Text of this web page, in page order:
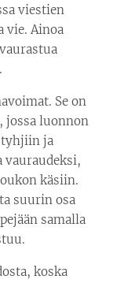
viestien
vie. Ainoa
Se on
jossa luonnon
tyhjiin ja
vauraudeksi,
käsiin.
suurin osa
samalla
koska